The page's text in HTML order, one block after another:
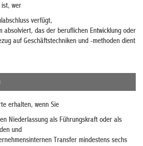
ist, wer
verfügt,
absolviert, das der beruflichen Entwicklung oder
auf Geschäftstechniken und -methoden dient
erhalten, wenn Sie
Niederlassung als Führungskraft oder als
und
Transfer mindestens sechs